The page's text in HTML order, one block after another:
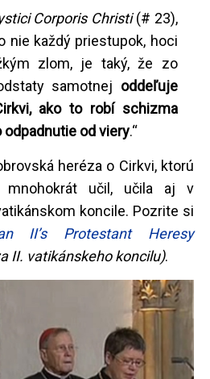
Corporis Christi(# 23),
nie každý priestupok, hoci
zlom, je taký, že zo
samotnej oddeľuje
ako to robí schizma
odpadnutie od viery.“
heréza o Cirkvi, ktorú
mnohokrát učil, učila aj v
koncile. Pozrite si
II’s Protestant Heresy
II. vatikánskeho koncilu).